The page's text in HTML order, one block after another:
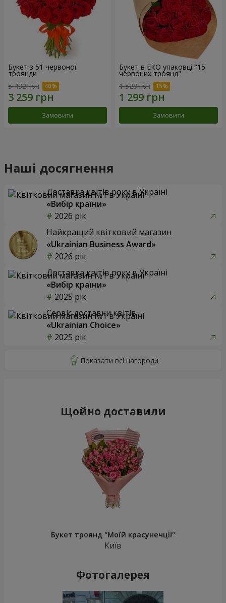
Букет з 51 червоної
троянди
5 432 грн
Замовити
Букет в ЕКО упаковці "15
червоних троянд"
1 528 грн
Замовити
Наші досягнення
Доставка квітів року в Україні
«Вибір країни»
2026 рік
Найкращий квітковий магазин
«Ukrainian Business Award»
2026 рік
Доставка квітів року в Україні
«Вибір країни»
2025 рік
Сервіс доставки квітів
«Ukrainian Choice»
2025 рік
Щойно доставили
Букет троянд "Моїй красунечці!"
Київ
Фотогалерея